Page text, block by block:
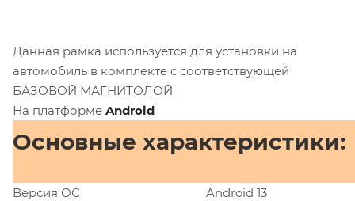
Данная рамка используется для установки на
автомобиль в комплекте с соответствующей
БАЗОВОЙ МАГНИТОЛОЙ
На платформе Android
Основные характеристики:
Версия ОС
Android 13